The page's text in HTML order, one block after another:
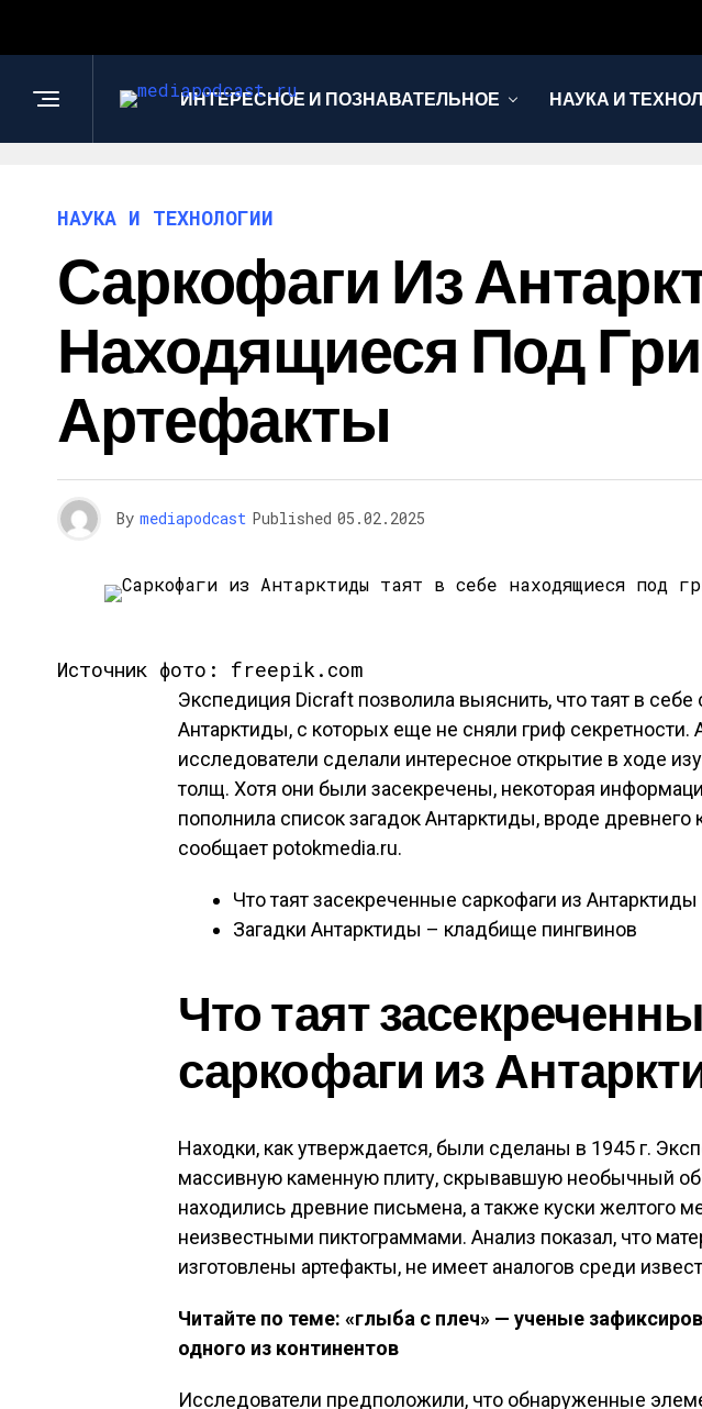
ИНТЕРЕСНОЕ И ПОЗНАВАТЕЛЬНОЕ НАУКА И
НАУКА И ТЕХНОЛОГИИ
Саркофаги Из
Находящиеся Под
Артефакты
By mediapodcast Published 05.02.2025
Источник фото: freepik.com
Экспедиция Dicraft позволила выяснить, что таят в себе
Антарктиды, с которых еще не сняли гриф секретности.
исследователи сделали интересное открытие в ходе
толщ. Хотя они были засекречены, некоторая
пополнила список загадок Антарктиды, вроде древнего
сообщает potokmedia.ru.
Что таят засекреченные саркофаги из Антарктиды
Загадки Антарктиды – кладбище пингвинов
Что таят
саркофаги из
Находки, как утверждается, были сделаны в 1945 г.
массивную каменную плиту, скрывавшую необычный
находились древние письмена, а также куски желтого
неизвестными пиктограммами. Анализ показал, что
изготовлены артефакты, не имеет аналогов среди
Читайте по теме: «глыба с плеч» — ученые
одного из континентов
Исследователи предположили, что обнаруженные